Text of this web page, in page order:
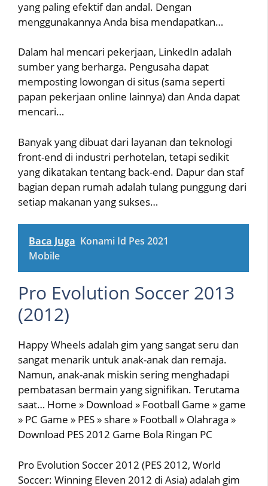
yang paling efektif dan andal. Dengan
menggunakannya Anda bisa mendapatkan…
Dalam hal mencari pekerjaan, LinkedIn adalah
sumber yang berharga. Pengusaha dapat
memposting lowongan di situs (sama seperti
papan pekerjaan online lainnya) dan Anda dapat
mencari…
Banyak yang dibuat dari layanan dan teknologi
front-end di industri perhotelan, tetapi sedikit
yang dikatakan tentang back-end. Dapur dan staf
bagian depan rumah adalah tulang punggung dari
setiap makanan yang sukses…
Baca Juga Konami Id Pes 2021
Mobile
Pro Evolution Soccer 2013
(2012)
Happy Wheels adalah gim yang sangat seru dan
sangat menarik untuk anak-anak dan remaja.
Namun, anak-anak miskin sering menghadapi
pembatasan bermain yang signifikan. Terutama
saat… Home » Download » Football Game » game
» PC Game » PES » share » Football » Olahraga »
Download PES 2012 Game Bola Ringan PC
Pro Evolution Soccer 2012 (PES 2012, World
Soccer: Winning Eleven 2012 di Asia) adalah gim